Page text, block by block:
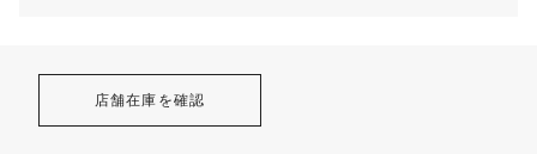
店舗在庫を確認